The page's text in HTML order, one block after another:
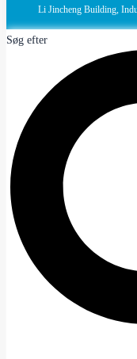
Li Jincheng Building,
Søg efter